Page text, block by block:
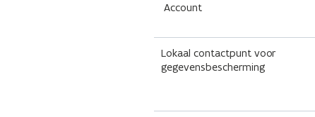
Account
Lokaal contactpunt voor
gegevensbescherming